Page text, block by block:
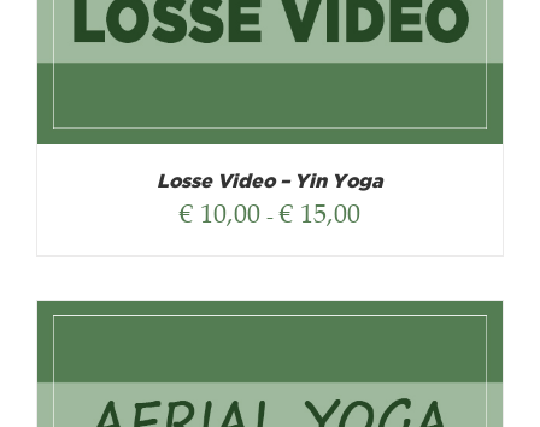
Losse Video – Yin Yoga
€ 10,00 - € 15,00Prijsklasse: